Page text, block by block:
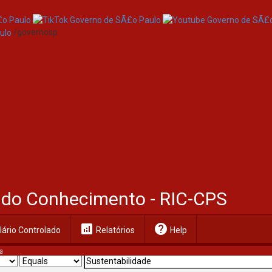
/governosp
Conhecimento - RIC-CPS
Controlado analytics Relatórios help Help